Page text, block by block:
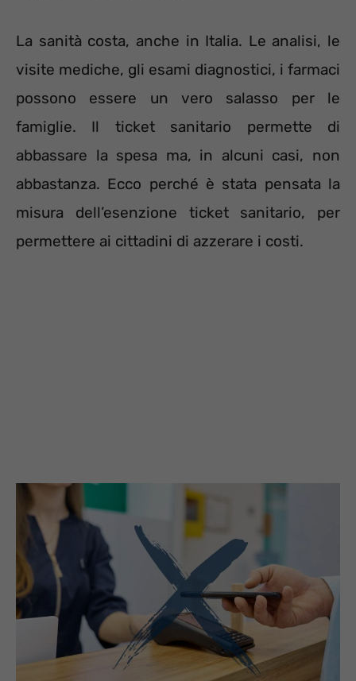
La sanità costa, anche in Italia. Le analisi, le
visite mediche, gli esami diagnostici, i farmaci
possono essere un vero salasso per le
famiglie. Il ticket sanitario permette di
abbassare la spesa ma, in alcuni casi, non
abbastanza. Ecco perché è stata pensata la
misura dell’esenzione ticket sanitario, per
permettere ai cittadini di azzerare i costi.